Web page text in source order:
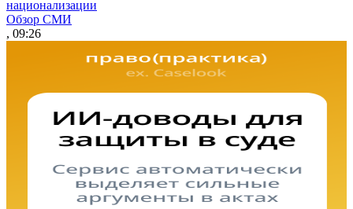
национализации
Обзор СМИ
, 09:26